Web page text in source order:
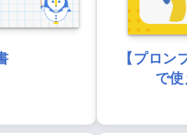
【プロン
で